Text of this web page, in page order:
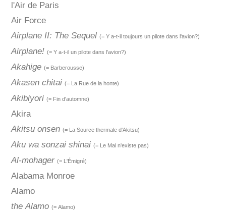
l'Air de Paris
Air Force
Airplane II: The Sequel (= Y a-t-il toujours un pilote dans l'avion?)
Airplane! (= Y a-t-il un pilote dans l'avion?)
Akahige (= Barberousse)
Akasen chitai (= La Rue de la honte)
Akibiyori (= Fin d'automne)
Akira
Akitsu onsen (= La Source thermale d'Akitsu)
Aku wa sonzai shinai (= Le Mal n'existe pas)
Al-mohager (= L'Émigré)
Alabama Monroe
Alamo
the Alamo (= Alamo)